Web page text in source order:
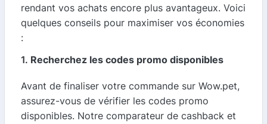
rendant vos achats encore plus avantageux. Voici
quelques conseils pour maximiser vos économies
:
1. Recherchez les codes promo disponibles
Avant de finaliser votre commande sur Wow.pet,
assurez-vous de vérifier les codes promo
disponibles. Notre comparateur de cashback et